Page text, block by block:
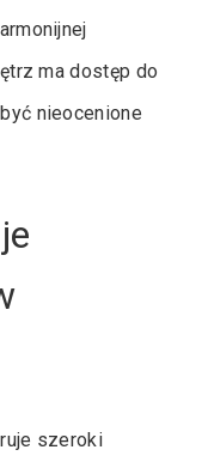
ma dostęp do
nieocenione
szeroki